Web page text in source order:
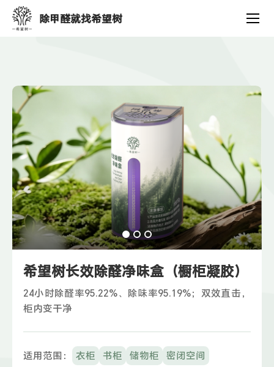
除甲醛就找希望树
希望树长效除醛净味盒（橱柜凝胶）
24小时除醛率95.22%、除味率95.19%；双效直击，
柜内变干净
适用范围： 衣柜 书柜 储物柜
密闭空间